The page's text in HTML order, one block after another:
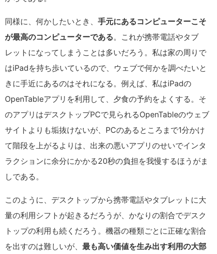
同様に、何かしたいとき、 手元にあるコンピューターこそ
が最高のコンピューターである。これが携帯電話やタブ
レットになってしまうことは多いだろう。私は家の周りで
はiPadを持ち歩いているので、ウェブで何かを調べたいと
きに手近にあるのはそれになる。例えば、私はiPadの
OpenTableアプリを利用して、夕食の予約をよくする。そ
のアプリはデスクトップPCで見られるOpenTableのウェブ
サイトよりも垢抜けないが、PCのあるところまで1分かけ
て階段を上がるよりは、出来の悪いアプリのせいでインタ
ラクションに余分にかかる20秒の負担を我慢するほうがま
しである。
このように、デスクトップから携帯電話やタブレットに大
量の利用シフトが起きるだろうが、かなりの割合でデスク
トップの利用も続くだろう。機器の種類ごとに正確な割合
を出すのは難しいが、 最も高い価値を生み出す利用の大部